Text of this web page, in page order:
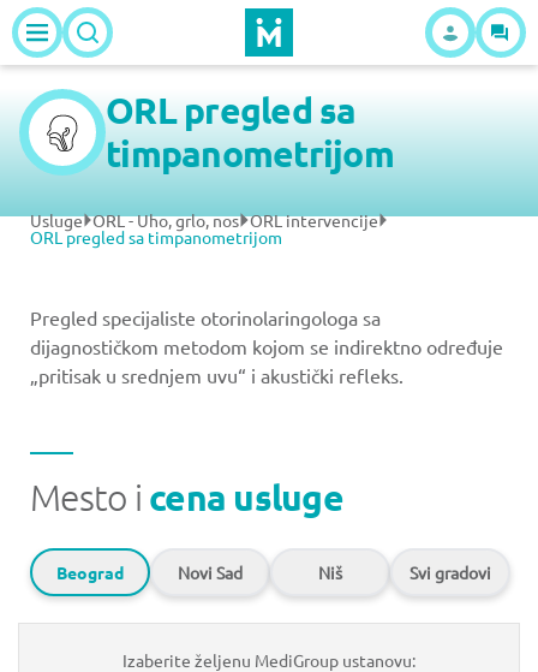
ORL pregled sa
timpanometrijom
Usluge ORL - Uho, grlo, nos ORL intervencije
ORL pregled sa timpanometrijom
Pregled specijaliste otorinolaringologa sa
dijagnostičkom metodom kojom se indirektno određuje
„pritisak u srednjem uvu“ i akustički refleks.
Mesto i cena usluge
Beograd Novi Sad Niš Svi gradovi
Izaberite željenu MediGroup ustanovu: